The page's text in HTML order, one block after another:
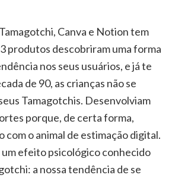
Canva e Notion tem
produtos descobriram uma forma
nos seus usuários, e já te
de 90, as crianças não se
Tamagotchis. Desenvolviam
porque, de certa forma,
com o animal de estimação digital.
um efeito psicológico conhecido
a nossa tendência de se